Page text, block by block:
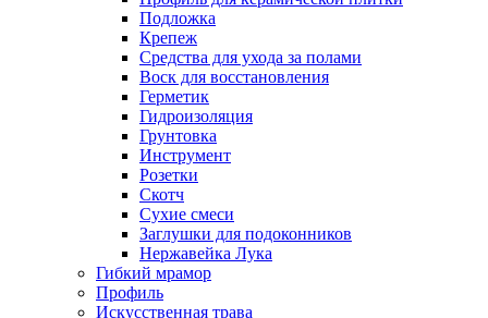
Подложка
Крепеж
Средства для ухода за полами
Воск для восстановления
Герметик
Гидроизоляция
Грунтовка
Инструмент
Розетки
Скотч
Сухие смеси
Заглушки для подоконников
Нержавейка Лука
Гибкий мрамор
Профиль
Искусственная трава